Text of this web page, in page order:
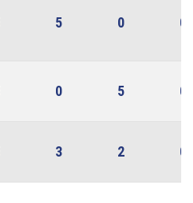
5 0 0
0 5 0
3 2 0